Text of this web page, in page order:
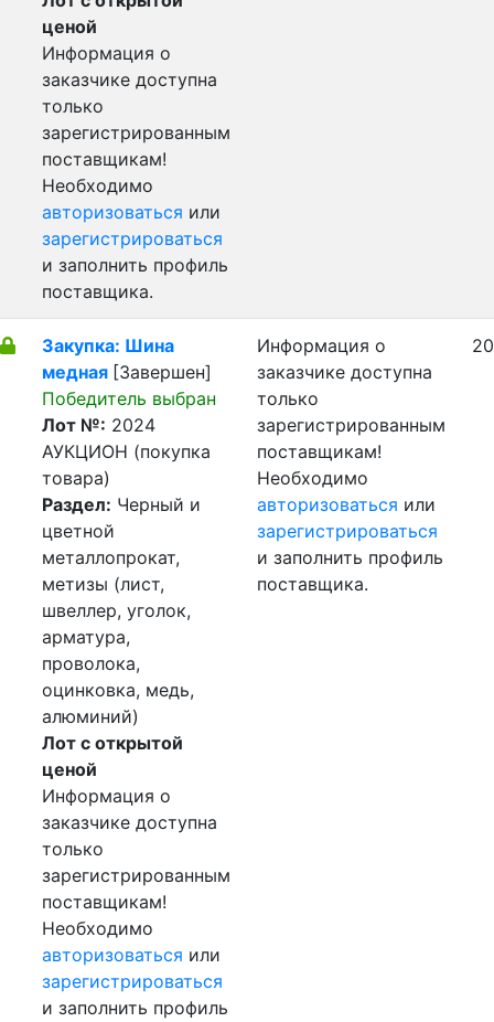
ценой
Информация о
заказчике доступна
только
зарегистрированным
поставщикам!
Необходимо
авторизоваться или
зарегистрироваться
и заполнить профиль
поставщика.
Закупка: Шина
медная [Завершен]
Победитель выбран
Лот №: 2024
АУКЦИОН (покупка
товара)
Раздел: Черный и
цветной
металлопрокат,
метизы (лист,
швеллер, уголок,
арматура,
проволока,
оцинковка, медь,
алюминий)
Лот с открытой
ценой
Информация о
заказчике доступна
только
зарегистрированным
поставщикам!
Необходимо
авторизоваться или
зарегистрироваться
и заполнить профиль
Информация о
заказчике доступна
только
зарегистрированным
поставщикам!
Необходимо
авторизоваться или
зарегистрироваться
и заполнить профиль
поставщика.